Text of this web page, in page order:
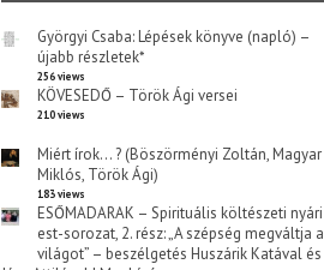
Györgyi Csaba: Lépések könyve (napló) –
újabb részletek*
256 views
KÖVESEDŐ – Török Ági versei
210 views
Miért írok… ? (Böszörményi Zoltán, Magyar
Miklós, Török Ági)
183 views
ESŐMADARAK – Spirituális költészeti nyári
est-sorozat, 2. rész: „A szépség megváltja a
világot” – beszélgetés Huszárik Katával és